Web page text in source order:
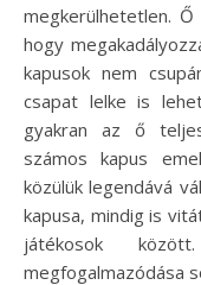
megkerülhetetlen.
hogy
kapusok nem
csapat lelke is
gyakran az ő
számos kapus
közülük legendává
kapusa, mindig is
játékosok
megfogalmazódása